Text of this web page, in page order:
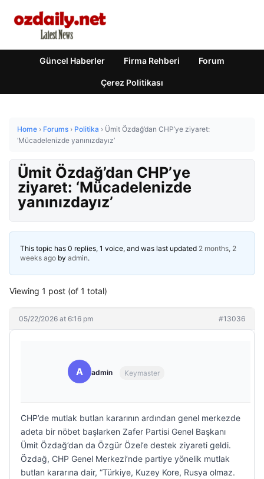
Güncel Haberler Firma Rehberi Forum
Çerez Politikası
Home › Forums › Politika › Ümit Özdağ’dan CHP’ye ziyaret:
‘Mücadelenizde yanınızdayız’
Ümit Özdağ’dan CHP’ye
ziyaret: ‘Mücadelenizde
yanınızdayız’
This topic has 0 replies, 1 voice, and was last updated 2 months, 2
weeks ago by admin.
Viewing 1 post (of 1 total)
05/22/2026 at 6:16 pm #13036
A admin Keymaster
CHP’de mutlak butlan kararının ardından genel merkezde
adeta bir nöbet başlarken Zafer Partisi Genel Başkanı
Ümit Özdağ’dan da Özgür Özel’e destek ziyareti geldi.
Özdağ, CHP Genel Merkezi’nde partiye yönelik mutlak
butlan kararına dair, “Türkiye, Kuzey Kore, Rusya olmaz.